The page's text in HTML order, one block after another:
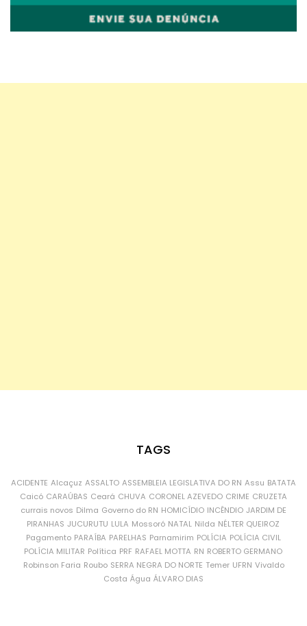
TAGS
ACIDENTE Alcaçuz ASSALTO ASSEMBLEIA LEGISLATIVA DO RN Assu BATATA
Caicó CARAÚBAS Ceará CHUVA CORONEL AZEVEDO CRIME CRUZETA
currais novos Dilma Governo do RN HOMICÍDIO INCÊNDIO JARDIM DE
PIRANHAS JUCURUTU LULA Mossoró NATAL Nilda NÉLTER QUEIROZ
Pagamento PARAÍBA PARELHAS Parnamirim POLÍCIA POLÍCIA CIVIL
POLÍCIA MILITAR Política PRF RAFAEL MOTTA RN ROBERTO GERMANO
Robinson Faria Roubo SERRA NEGRA DO NORTE Temer UFRN Vivaldo
Costa Água ÁLVARO DIAS